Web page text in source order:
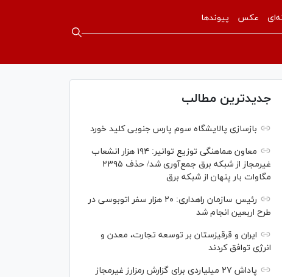
عکس پیوندها
جدیدترین مطالب
بازسازی پالایشگاه سوم پارس جنوبی کلید خورد
معاون هماهنگی توزیع توانیر: ۱۹۴ هزار انشعاب
غیرمجاز از شبکه برق جمع‌آوری شد/ حذف ۲۳۹۵
مگاوات بار پنهان از شبکه برق
رئیس سازمان راهداری: ۲۰ هزار سفر اتوبوسی در
طرح اربعین انجام شد
ایران و قرقیزستان بر توسعه تجارت، معدن و
انرژی توافق کردند
پاداش ۲۷ میلیاردی برای گزارش رمزارز غیرمجاز